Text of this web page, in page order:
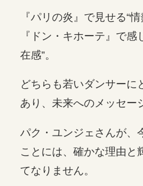
『パリの炎』で見せる“情
『ドン・キホーテ』で感
在感”。
どちらも若いダンサーに
あり、未来へのメッセー
パク・ユンジェさんが、
ことには、確かな理由と
てなりません。